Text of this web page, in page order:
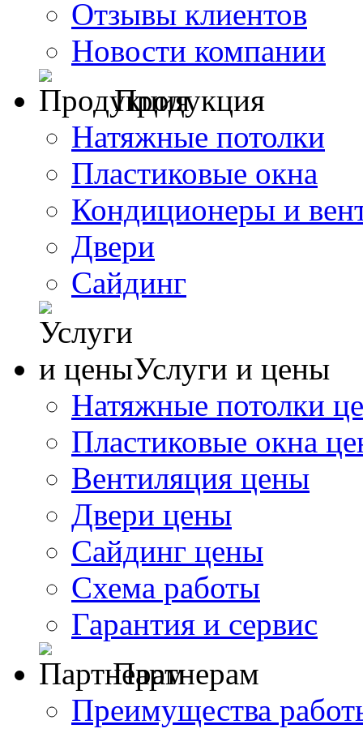
Отзывы клиентов
Новости компании
Продукция
Натяжные потолки
Пластиковые окна
Кондиционеры и
Двери
Сайдинг
Услуги и цены
Натяжные потолки
Пластиковые окна
Вентиляция цены
Двери цены
Сайдинг цены
Схема работы
Гарантия и сервис
Партнерам
Преимущества